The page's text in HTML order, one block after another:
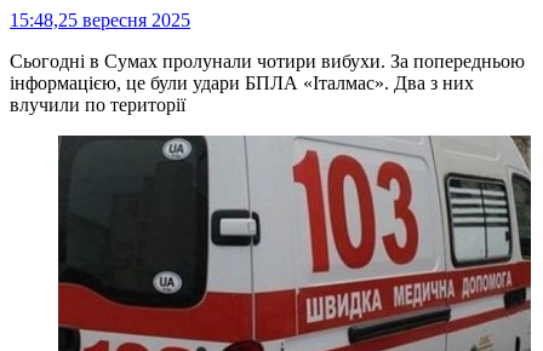
15:48,25 вересня 2025
Сьогодні в Сумах пролунали чотири вибухи. За попередньою
інформацією, це були удари БПЛА «Італмас». Два з них
влучили по території